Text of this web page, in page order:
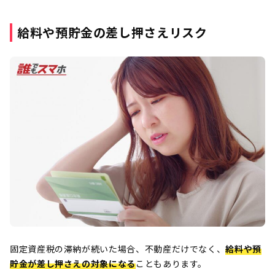
給料や預貯金の差し押さえリスク
固定資産税の滞納が続いた場合、不動産だけでなく、給料や預
貯金が差し押さえの対象になることもあります。